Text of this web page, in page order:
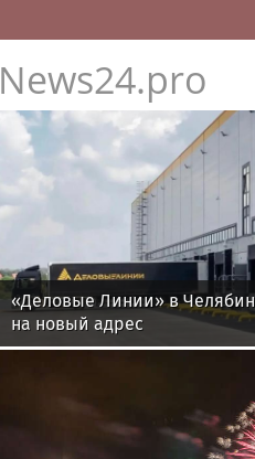
News24.pro
«Деловые Линии» в
на новый адрес